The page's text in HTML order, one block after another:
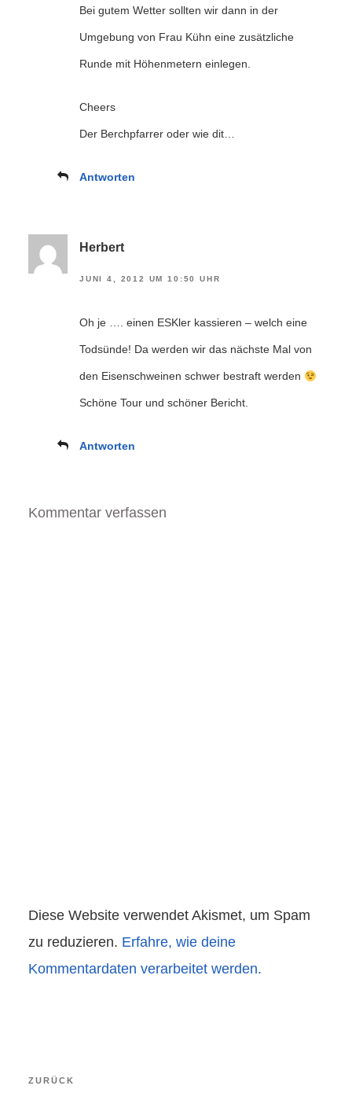
Bei gutem Wetter sollten wir dann in der
Umgebung von Frau Kühn eine zusätzliche
Runde mit Höhenmetern einlegen.
Cheers
Der Berchpfarrer oder wie dit…
Antworten
Herbert
JUNI 4, 2012 UM 10:50 UHR
Oh je …. einen ESKler kassieren – welch eine
Todsünde! Da werden wir das nächste Mal von
den Eisenschweinen schwer bestraft werden
Schöne Tour und schöner Bericht.
Antworten
Kommentar verfassen
Diese Website verwendet Akismet, um Spam
zu reduzieren. Erfahre, wie deine
Kommentardaten verarbeitet werden.
Vorheriger
ZURÜCK